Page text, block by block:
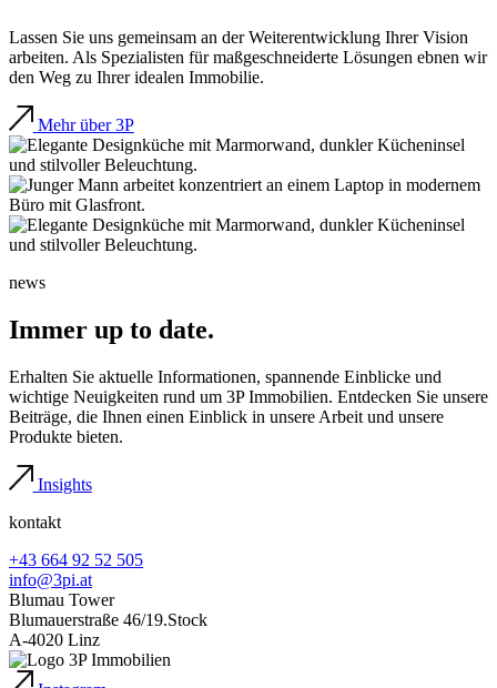
Lassen Sie uns gemeinsam an der Weiterentwicklung Ihrer Vision
arbeiten. Als Spezialisten für maßgeschneiderte Lösungen ebnen wir
den Weg zu Ihrer idealen Immobilie.
Mehr über 3P
news
Immer up to date.
Erhalten Sie aktuelle Informationen, spannende Einblicke und
wichtige Neuigkeiten rund um 3P Immobilien. Entdecken Sie unsere
Beiträge, die Ihnen einen Einblick in unsere Arbeit und unsere
Produkte bieten.
Insights
kontakt
+43 664 92 52 505
info@3pi.at
Blumau Tower
Blumauerstraße 46/19.Stock
A-4020 Linz